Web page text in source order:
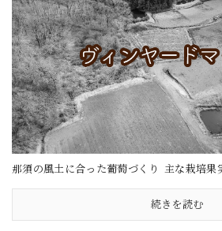
那須の風土に合った葡萄づくり 主な栽培果
続きを読む